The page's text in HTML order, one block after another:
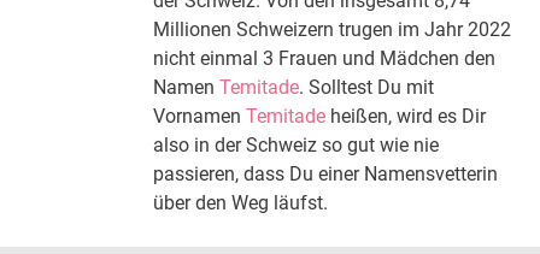
Millionen Schweizern trugen im Jahr 2022
nicht einmal 3 Frauen und Mädchen den
Namen Temitade. Solltest Du mit
Vornamen Temitade heißen, wird es Dir
also in der Schweiz so gut wie nie
passieren, dass Du einer Namensvetterin
über den Weg läufst.